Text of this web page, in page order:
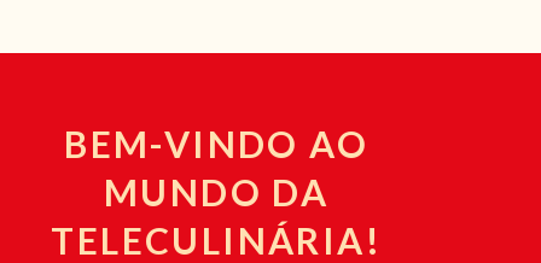
BEM-VINDO AO
MUNDO DA
TELECULINÁRIA!